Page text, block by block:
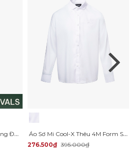
Ví Da Saffiano Khoá Kéo Dáng Đứng BV059 Áo Sơ Mi Cool-X Thêu 4M Form Slimfit SM195
276.500₫ 395.000₫